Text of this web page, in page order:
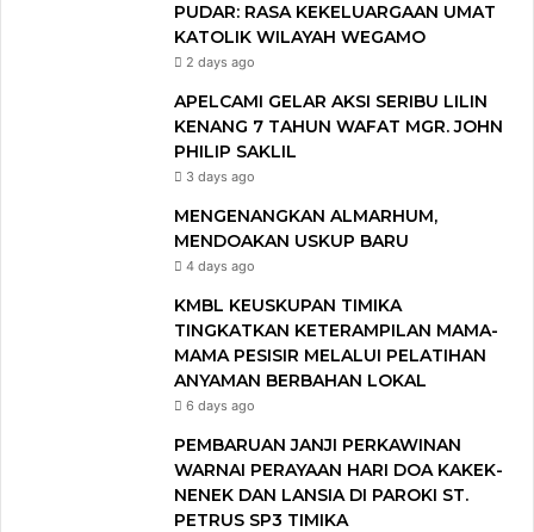
PUDAR: RASA KEKELUARGAAN UMAT
KATOLIK WILAYAH WEGAMO
2 days ago
APELCAMI GELAR AKSI SERIBU LILIN
KENANG 7 TAHUN WAFAT MGR. JOHN
PHILIP SAKLIL
3 days ago
MENGENANGKAN ALMARHUM,
MENDOAKAN USKUP BARU
4 days ago
KMBL KEUSKUPAN TIMIKA
TINGKATKAN KETERAMPILAN MAMA-
MAMA PESISIR MELALUI PELATIHAN
ANYAMAN BERBAHAN LOKAL
6 days ago
PEMBARUAN JANJI PERKAWINAN
WARNAI PERAYAAN HARI DOA KAKEK-
NENEK DAN LANSIA DI PAROKI ST.
PETRUS SP3 TIMIKA